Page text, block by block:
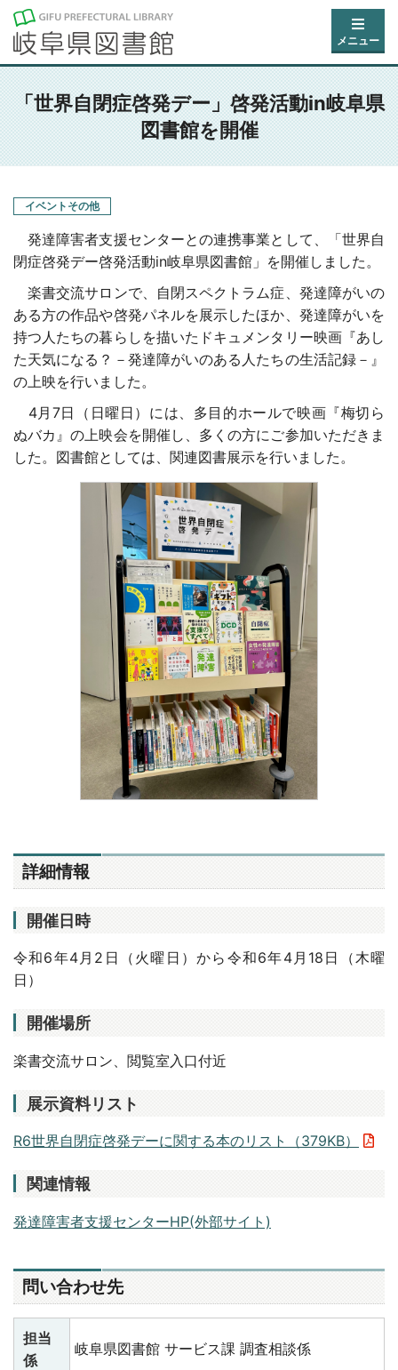
メニュー
「世界自閉症啓発デー」啓発活動in岐阜県
図書館を開催
イベントその他
発達障害者支援センターとの連携事業として、「世界自
閉症啓発デー啓発活動in岐阜県図書館」を開催しました。
楽書交流サロンで、自閉スペクトラム症、発達障がいの
ある方の作品や啓発パネルを展示したほか、 発達障がいを
持つ人たちの暮らしを描いた ドキュメンタリー映画『あし
た天気になる？－発達障がいのある人たちの生活記録－』
の上映を行いました。
4月7日（日曜日）には、多目的ホールで映画『梅切ら
ぬバカ』の上映会を開催し、多くの方にご参加いただきま
した。図書館としては、関連図書展示を行いました。
詳細情報
開催日時
令和6年4月2日（火曜日）から令和6年4月18日（木曜
日）
開催場所
楽書交流サロン、閲覧室入口付近
展示資料リスト
R6世界自閉症啓発デーに関する本のリスト（379KB）
関連情報
発達障害者支援センターHP(外部サイト)
問い合わせ先
担当
係
岐阜県図書館 サービス課 調査相談係